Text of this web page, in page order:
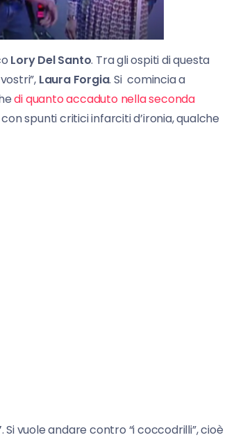
Lory Del Santo. Tra gli ospiti di questa
Laura Forgia. Si comincia a
di quanto accaduto nella seconda
spunti critici infarciti d’ironia, qualche
. Si vuole andare contro “i coccodrilli”, cioè